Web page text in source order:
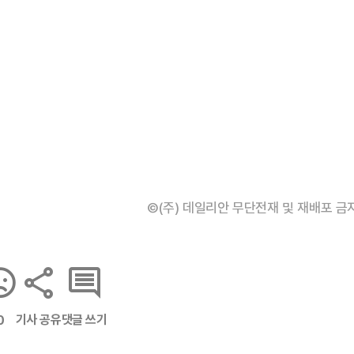
©(주) 데일리안 무단전재 및 재배포 금
기사 공유댓글 쓰기